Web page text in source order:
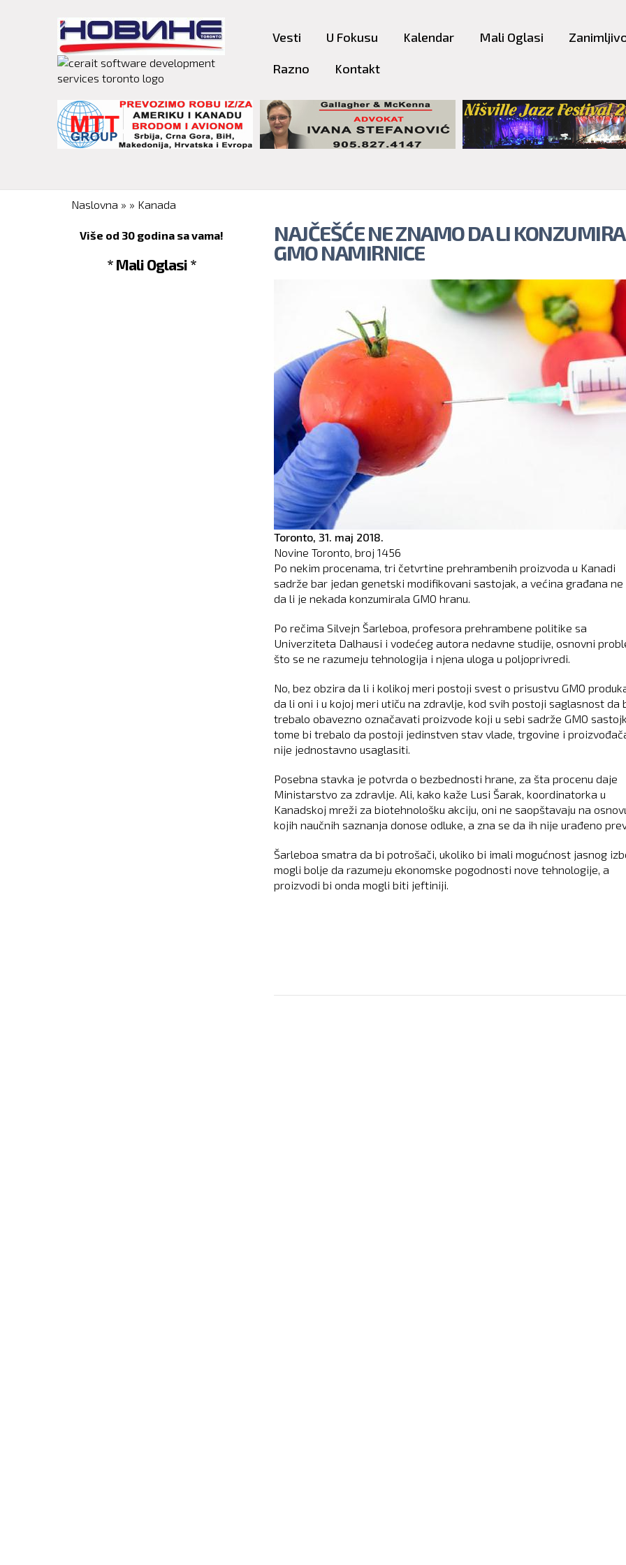
content
Vesti U Fokusu Kalendar Mali Oglasi
Razno Kontakt
You are here
Naslovna » » Kanada
Više od 30 godina sa vama!
* Mali Oglasi *
NAJČEŠĆE NE ZNAMO DA LI
GMO NAMIRNICE
Toronto, 31. maj 2018.
Novine Toronto, broj 1456
Po nekim procenama, tri četvrtine prehrambenih proizvoda u Kanadi
sadrže bar jedan genetski modifikovani sastojak, a većina građana ne
da li je nekada konzumirala GMO hranu.
Po rečima Silvejn Šarleboa, profesora prehrambene politike sa
Univerziteta Dalhausi i vodećeg autora nedavne studije, osnovni
što se ne razumeju tehnologija i njena uloga u poljoprivredi.
No, bez obzira da li i kolikoj meri postoji svest o prisustvu GMO
da li oni i u kojoj meri utiču na zdravlje, kod svih postoji saglasnost da
trebalo obavezno označavati proizvode koji u sebi sadrže GMO
tome bi trebalo da postoji jedinstven stav vlade, trgovine i
nije jednostavno usaglasiti.
Posebna stavka je potvrda o bezbednosti hrane, za šta procenu daje
Ministarstvo za zdravlje. Ali, kako kaže Lusi Šarak, koordinatorka u
Kanadskoj mreži za biotehnološku akciju, oni ne saopštavaju na
kojih naučnih saznanja donose odluke, a zna se da ih nije urađeno
Šarleboa smatra da bi potrošači, ukoliko bi imali mogućnost jasnog
mogli bolje da razumeju ekonomske pogodnosti nove tehnologije, a
proizvodi bi onda mogli biti jeftiniji.